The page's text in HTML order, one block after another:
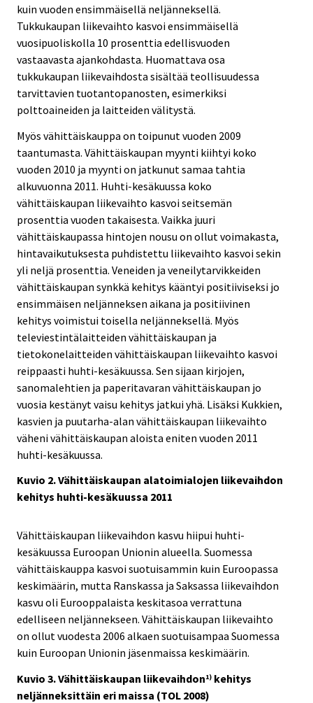
kuin vuoden ensimmäisellä neljänneksellä.
Tukkukaupan liikevaihto kasvoi ensimmäisellä
vuosipuoliskolla 10 prosenttia edellisvuoden
vastaavasta ajankohdasta. Huomattava osa
tukkukaupan liikevaihdosta sisältää teollisuudessa
tarvittavien tuotantopanosten, esimerkiksi
polttoaineiden ja laitteiden välitystä.
Myös vähittäiskauppa on toipunut vuoden 2009
taantumasta. Vähittäiskaupan myynti kiihtyi koko
vuoden 2010 ja myynti on jatkunut samaa tahtia
alkuvuonna 2011. Huhti-kesäkuussa koko
vähittäiskaupan liikevaihto kasvoi seitsemän
prosenttia vuoden takaisesta. Vaikka juuri
vähittäiskaupassa hintojen nousu on ollut voimakasta,
hintavaikutuksesta puhdistettu liikevaihto kasvoi sekin
yli neljä prosenttia. Veneiden ja veneilytarvikkeiden
vähittäiskaupan synkkä kehitys kääntyi positiiviseksi jo
ensimmäisen neljänneksen aikana ja positiivinen
kehitys voimistui toisella neljänneksellä. Myös
televiestintälaitteiden vähittäiskaupan ja
tietokonelaitteiden vähittäiskaupan liikevaihto kasvoi
reippaasti huhti-kesäkuussa. Sen sijaan kirjojen,
sanomalehtien ja paperitavaran vähittäiskaupan jo
vuosia kestänyt vaisu kehitys jatkui yhä. Lisäksi Kukkien,
kasvien ja puutarha-alan vähittäiskaupan liikevaihto
väheni vähittäiskaupan aloista eniten vuoden 2011
huhti-kesäkuussa.
Kuvio 2. Vähittäiskaupan alatoimialojen liikevaihdon
kehitys huhti-kesäkuussa 2011
Vähittäiskaupan liikevaihdon kasvu hiipui huhti-
kesäkuussa Euroopan Unionin alueella. Suomessa
vähittäiskauppa kasvoi suotuisammin kuin Euroopassa
keskimäärin, mutta Ranskassa ja Saksassa liikevaihdon
kasvu oli Eurooppalaista keskitasoa verrattuna
edelliseen neljännekseen. Vähittäiskaupan liikevaihto
on ollut vuodesta 2006 alkaen suotuisampaa Suomessa
kuin Euroopan Unionin jäsenmaissa keskimäärin.
Kuvio 3. Vähittäiskaupan liikevaihdon1) kehitys
neljänneksittäin eri maissa (TOL 2008)